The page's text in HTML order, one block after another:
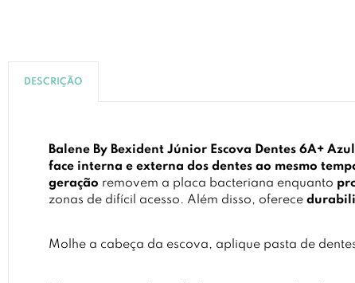
DESCRIÇÃO
Balene By Bexident Júnior Escova Dentes 6A+ Azul
face interna e externa dos dentes ao mesmo
geração removem a placa bacteriana enquanto
zonas de difícil acesso. Além disso, oferece
Molhe a cabeça da escova, aplique pasta de